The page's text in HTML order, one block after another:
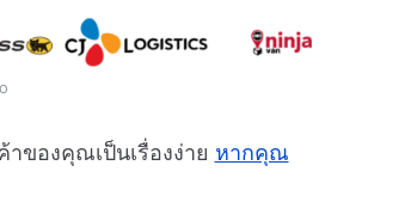
ของคุณเป็นเรื่องง่าย หากคุณ